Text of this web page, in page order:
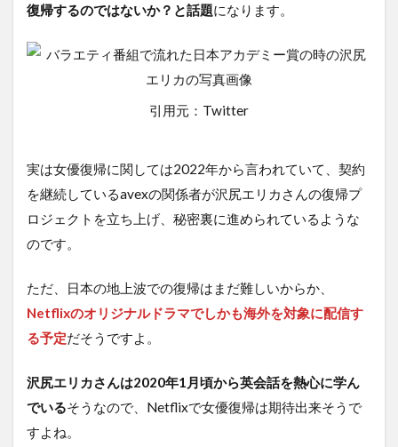
復帰するのではないか？と話題になります。
引用元：Twitter
実は女優復帰に関しては2022年から言われていて、契約
を継続しているavexの関係者が沢尻エリカさんの復帰プ
ロジェクトを立ち上げ、秘密裏に進められているような
のです。
ただ、日本の地上波での復帰はまだ難しいからか、
Netflixのオリジナルドラマでしかも海外を対象に配信す
る予定だそうですよ。
沢尻エリカさんは2020年1月頃から英会話を熱心に学ん
でいるそうなので、Netflixで女優復帰は期待出来そうで
すよね。